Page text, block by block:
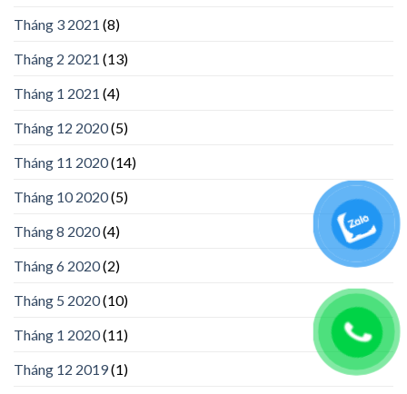
Tháng 3 2021 (8)
Tháng 2 2021 (13)
Tháng 1 2021 (4)
Tháng 12 2020(5)
Tháng 11 2020(14)
Tháng 10 2020(5)
Tháng 8 2020(4)
Tháng 6 2020(2)
Tháng 5 2020(10)
Tháng 1 2020(11)
Tháng 12 2019(1)